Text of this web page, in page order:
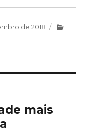
de 2018
Categorias
mais